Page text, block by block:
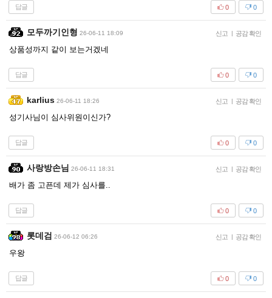
답글 0
0
모두까기인형 26-06-11 18:09 신고 공감 확인
상품성까지 같이 보는거겠네
답글 0
0
karlius 26-06-11 18:26 신고 공감 확인
성기사님이 심사위원이신가?
답글 0
0
사랑방손님 26-06-11 18:31 신고 공감 확인
배가 좀 고픈데 제가 심사를..
답글 0
0
롯데검 26-06-12 06:26 신고 공감 확인
우왕
답글 0
0